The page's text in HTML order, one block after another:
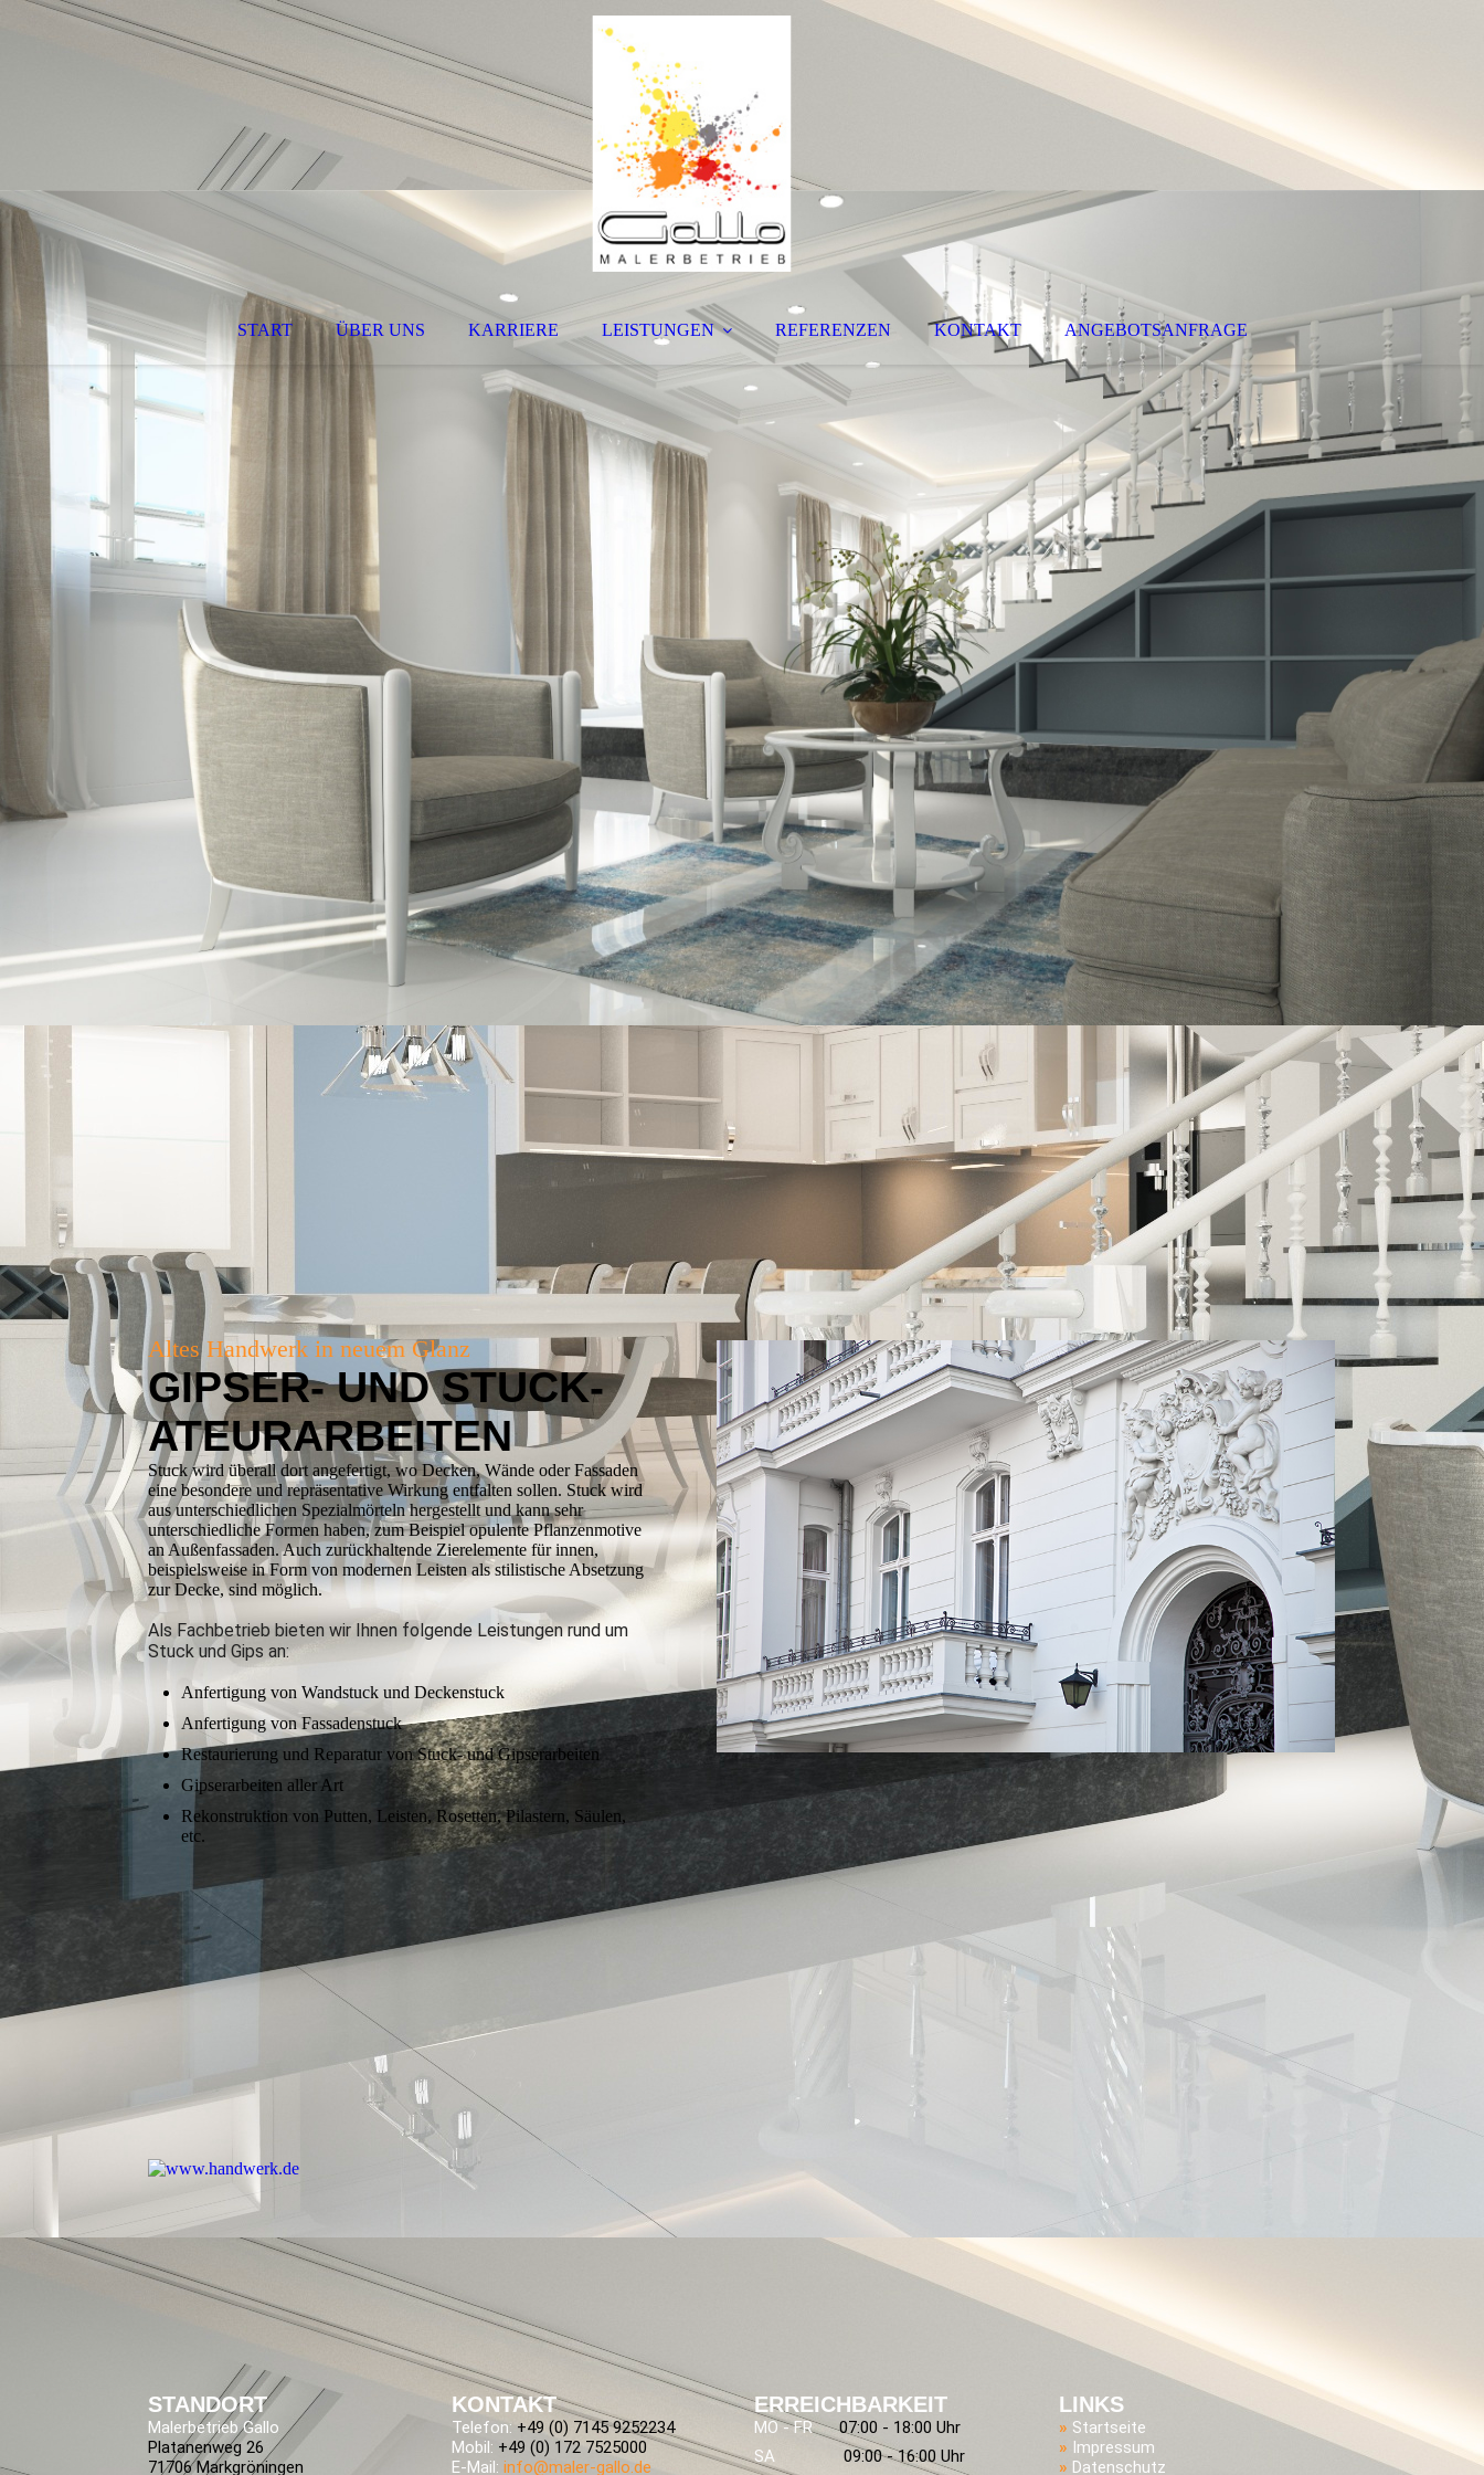
START ÜBER UNS KARRIERE LEISTUNGEN REFERENZEN KONTAKT ANGEBOTSANFRAGE
Altes Handwerk in neuem Glanz
GIPSER- UND STUCK­
ATEUR­ARBEITEN
Stuck wird überall dort angefertigt, wo Decken, Wände oder Fassaden
eine beson­dere und repräsentative Wirkung entfalten sollen. Stuck wird
aus unterschiedlichen Spezial­mörteln hergestellt und kann sehr
unterschiedliche Formen haben, zum Beispiel opulente Pflanzenmotive
an Außenfassaden. Auch zurückhaltende Zier­elemente für innen,
beispielsweise in Form von modernen Leisten als stilistische Absetzung
zur Decke, sind möglich.
Als Fachbetrieb bieten wir Ihnen folgende Leistungen rund um
Stuck und Gips an:
Anfertigung von Wandstuck und Deckenstuck
Anfertigung von Fassadenstuck
Restaurierung und Reparatur von Stuck- und Gipserarbeiten
Gipserarbeiten aller Art
Rekonstruktion von Putten, Leisten, Rosetten, Pilastern, Säulen,
etc.
STANDORT
Malerbetrieb Gallo
Platanenweg 26
71706 Markgröningen
KONTAKT
Telefon: +49 (0) 7145 9252234
Mobil: +49 (0) 172 7525000
E-Mail: info@maler-gallo.de
ERREICHBARKEIT
MO - FR07:00 - 18:00 Uhr
SA
09:00 - 16:00 Uhr
LINKS
» Startseite
» Impressum
» Datenschutz